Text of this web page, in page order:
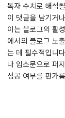
독자 수치로 해석
이 댓글을 남기거
이는 블로그의 활
에서의 블로그 노
는 데 필수적입니
나 입소문으로 퍼
성공 여부를 판가